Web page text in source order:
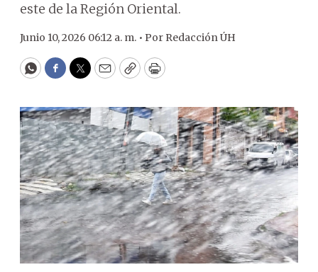
este de la Región Oriental.
Junio 10, 2026 06:12 a. m. • Por Redacción ÚH
WhatsApp
Facebook
Twitter
EmailCopyPrint